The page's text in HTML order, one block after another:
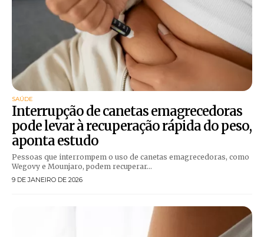
SAÚDE
Interrupção de canetas emagrecedoras
pode levar à recuperação rápida do peso,
aponta estudo
Pessoas que interrompem o uso de canetas emagrecedoras, como
Wegovy e Mounjaro, podem recuperar...
9 DE JANEIRO DE 2026